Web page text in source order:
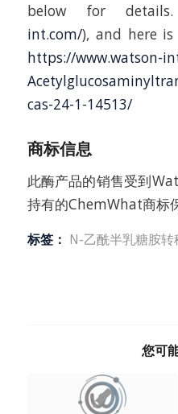
below for
int.com/), and here
https://www.watson-
cas-24-1-14513/
商标信息
此酶产品的销售受到
持有的ChemWhat商标
标签： N-乙酰半乳糖胺转
您可